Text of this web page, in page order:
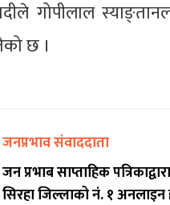
गोपीलाल
छ ।
जनप्रभाव संवाददाता
जन प्रभाब साप्ताहिक
सिरहा जिल्लाको नं. १ अनलाइन